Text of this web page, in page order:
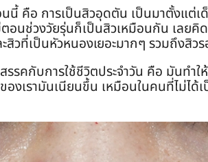
นี้ คือ การเป็นสิวอุดตัน เป็นมาตั้งแต่
ช่วงวัยรุ่นก็เป็นสิวเหมือนกัน เลยคิด
สิวที่เป็นหัวหนองเยอะมากๆ รวมถึงสิ
รคกับการใช้ชีวิตประจำวัน คือ มันทำใ
องเรามันเนียนขึ้น เหมือนในคนที่ไม่ไ